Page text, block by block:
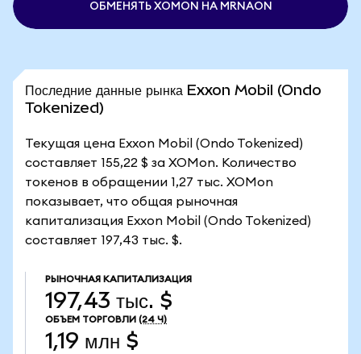
ОБМЕНЯТЬ XOMON НА MRNAON
Последние данные рынка Exxon Mobil (Ondo
Tokenized)
Текущая цена Exxon Mobil (Ondo Tokenized)
составляет 155,22 $ за XOMon. Количество
токенов в обращении 1,27 тыс. XOMon
показывает, что общая рыночная
капитализация Exxon Mobil (Ondo Tokenized)
составляет 197,43 тыс. $.
РЫНОЧНАЯ КАПИТАЛИЗАЦИЯ
197,43 тыс. $
ОБЪЕМ ТОРГОВЛИ (24 Ч)
1,19 млн $